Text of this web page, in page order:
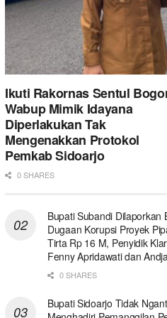
Ikuti Rakornas Sentul
Wabup Mimik Idayana
Diperlakukan Tak
Mengenakkan Protokol
Pemkab Sidoarjo
0 SHARES
Bupati Subandi Dilaporkan
Dugaan Korupsi Proyek
Tirta Rp 16 M, Penyidik
Fenny Apridawati dan
0 SHARES
Bupati Sidoarjo Tidak